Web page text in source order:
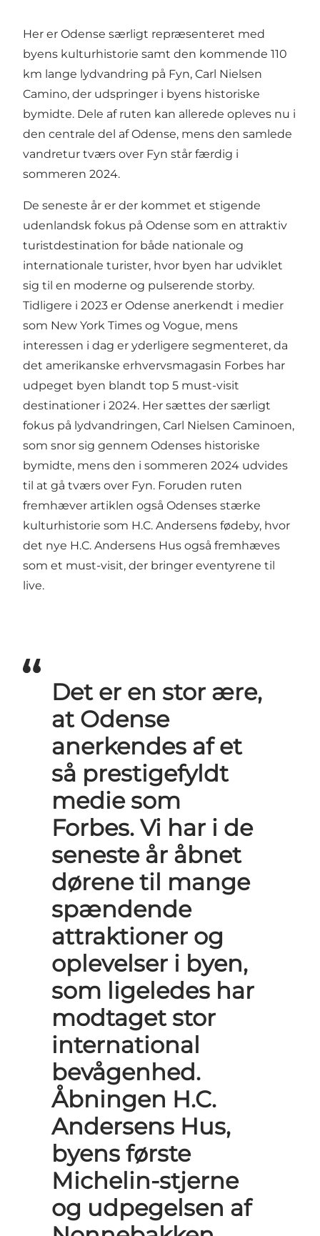
Her er Odense særligt repræsenteret med
byens kulturhistorie samt den kommende 110
km lange lydvandring på Fyn, Carl Nielsen
Camino, der udspringer i byens historiske
bymidte. Dele af ruten kan allerede opleves nu i
den centrale del af Odense, mens den samlede
vandretur tværs over Fyn står færdig i
sommeren 2024.
De seneste år er der kommet et stigende
udenlandsk fokus på Odense som en attraktiv
turistdestination for både nationale og
internationale turister, hvor byen har udviklet
sig til en moderne og pulserende storby.
Tidligere i 2023 er Odense anerkendt i medier
som New York Times og Vogue, mens
interessen i dag er yderligere segmenteret, da
det amerikanske erhvervsmagasin Forbes har
udpeget byen blandt top 5 must-visit
destinationer i 2024. Her sættes der særligt
fokus på lydvandringen, Carl Nielsen Caminoen,
som snor sig gennem Odenses historiske
bymidte, mens den i sommeren 2024 udvides
til at gå tværs over Fyn. Foruden ruten
fremhæver artiklen også Odenses stærke
kulturhistorie som H.C. Andersens fødeby, hvor
det nye H.C. Andersens Hus også fremhæves
som et must-visit, der bringer eventyrene til
live.
Det er en stor ære,
at Odense
anerkendes af et
så prestigefyldt
medie som
Forbes. Vi har i de
seneste år åbnet
dørene til mange
spændende
attraktioner og
oplevelser i byen,
som ligeledes har
modtaget stor
international
bevågenhed.
Åbningen H.C.
Andersens Hus,
byens første
Michelin-stjerne
og udpegelsen af